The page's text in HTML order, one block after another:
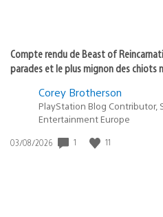
Compte rendu de Beast of
parades et le plus mignon des chiots
Corey Brotherson
PlayStation Blog Contributor,
Entertainment Europe
Date
03/08/2026 1 11